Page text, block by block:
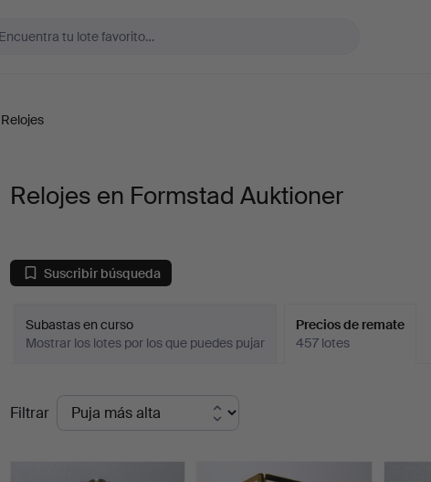
Relojes
Relojes en Formstad Auktioner
Suscribir búsqueda
Subastas en curso
Mostrar los lotes por los que puedes pujar
Precios de remate
457 lotes
Precios
de
Filtrar